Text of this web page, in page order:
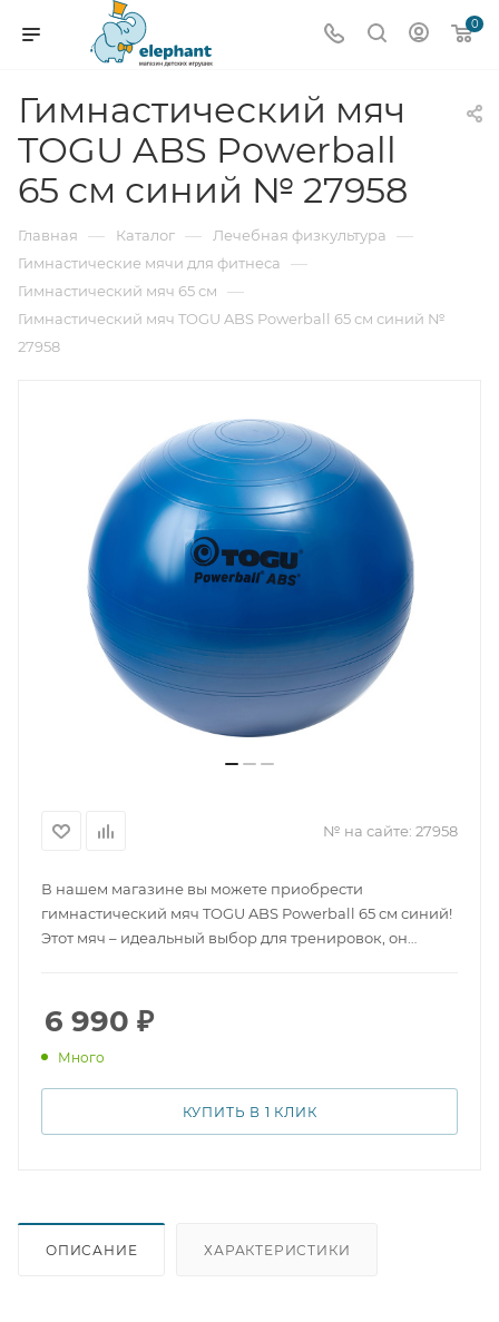
0
Гимнастический мяч
TOGU ABS Powerball
65 см синий № 27958
Главная — Каталог — Лечебная физкультура —
Гимнастические мячи для фитнеса —
Гимнастический мяч 65 см —
Гимнастический мяч TOGU ABS Powerball 65 см синий №
27958
№ на сайте: 27958
В нашем магазине вы можете приобрести
гимнастический мяч TOGU ABS Powerball 65 см синий!
Этот мяч – идеальный выбор для тренировок, он
остается стабильным даже при интенсивных
тренировках. Он выполнен из высококачественного
материала, который нескользящий и прочный.
6 990 ₽
Много
КУПИТЬ В 1 КЛИК
ОПИСАНИЕ ХАРАКТЕРИСТИКИ